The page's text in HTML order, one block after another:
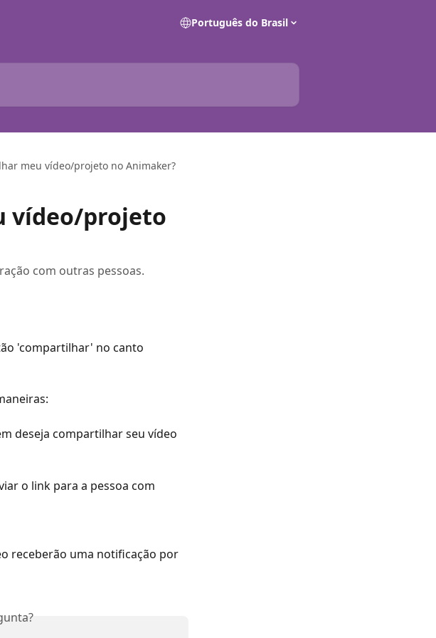
Português do Brasil
meu vídeo/projeto no Animaker?
vídeo/projeto
com outras pessoas.
'compartilhar' no canto
deseja compartilhar seu vídeo
o link para a pessoa com
receberão uma notificação por